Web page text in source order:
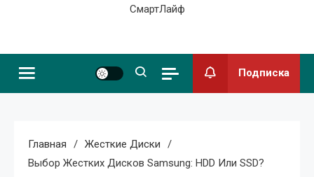
СмартЛайф
Подписка
Главная
Жесткие Диски
Выбор Жестких Дисков Samsung: HDD Или SSD?